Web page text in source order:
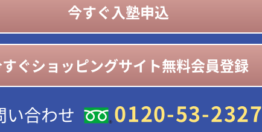
今すぐ入塾申込
ぐショッピングサイト無料会員登録
い合わせ 0120-53-2327